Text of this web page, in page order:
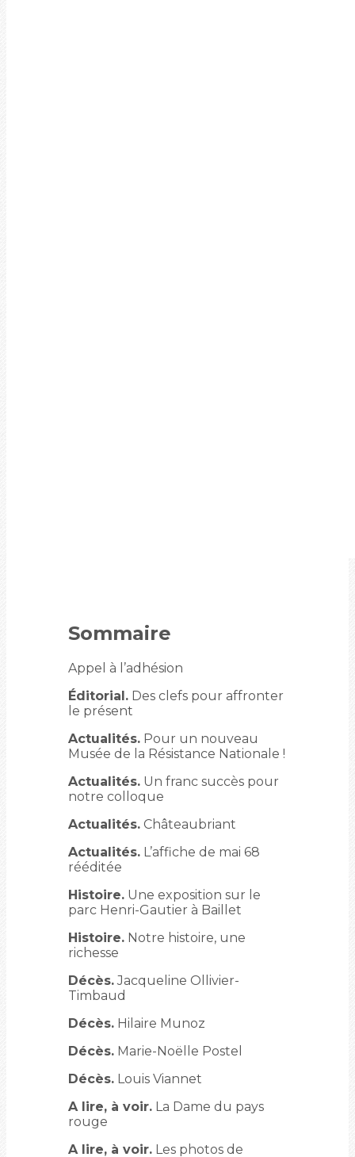
Sommaire
Appel à l’adhésion
Éditorial.Des clefs pour affronter
le présent
Actualités.Pour un nouveau
Musée de la Résistance Nationale !
Actualités.Un franc succès pour
notre colloque
Actualités.Châteaubriant
Actualités.L’affiche de mai 68
rééditée
Histoire.Une exposition sur le
parc Henri-Gautier à Baillet
Histoire.Notre histoire, une
richesse
Décès.Jacqueline Ollivier-
Timbaud
Décès.Hilaire Munoz
Décès.Marie-Noëlle Postel
Décès.Louis Viannet
A lire, à voir.La Dame du pays
rouge
A lire, à voir.Les photos de